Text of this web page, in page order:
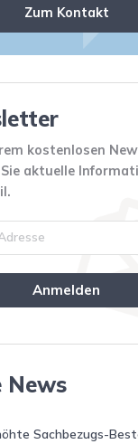
Zum Kontakt
kostenlosen
aktuelle
News
Sachbezugs-